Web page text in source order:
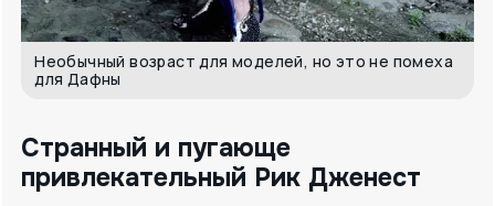
Необычный возраст для моделей, но это не помеха
для Дафны
Странный и пугающе
привлекательный Рик Дженест